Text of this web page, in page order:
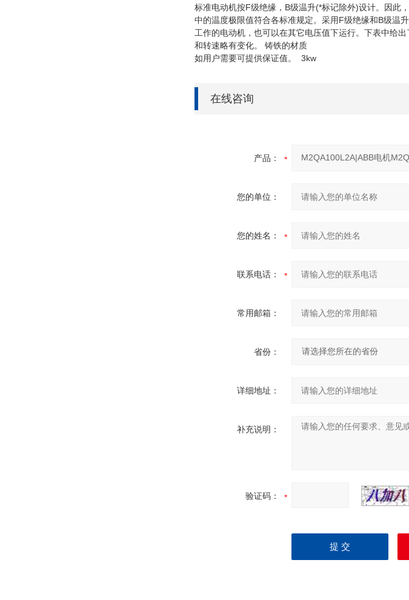
标准电动机按F级绝缘，B级温升(*标记除外)设计。因此
中的温度极限值符合各标准规定。采用F级绝缘和B级温
工作的电动机，也可以在其它电压值下运行。下表中给
和转速略有变化。
铸铁的材质
如用户需要可提供保证值。
3kw
在线咨询
产品：
您的单位：
您的姓名：
联系电话：
常用邮箱：
省份：
详细地址：
补充说明：
验证码：